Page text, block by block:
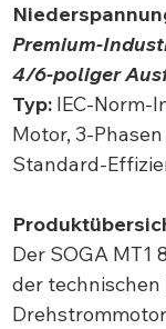
Premium-
4/6-poliger
Typ:IEC-Norm-
Motor, 3-
Standard-
Der SOGA
der technischen